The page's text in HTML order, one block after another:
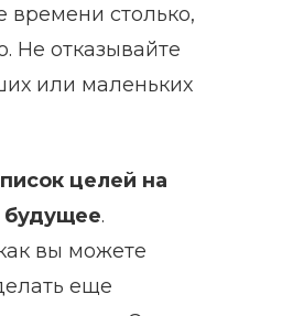
времени столько,
Не отказывайте
или маленьких
целей на
.
вы можете
еще